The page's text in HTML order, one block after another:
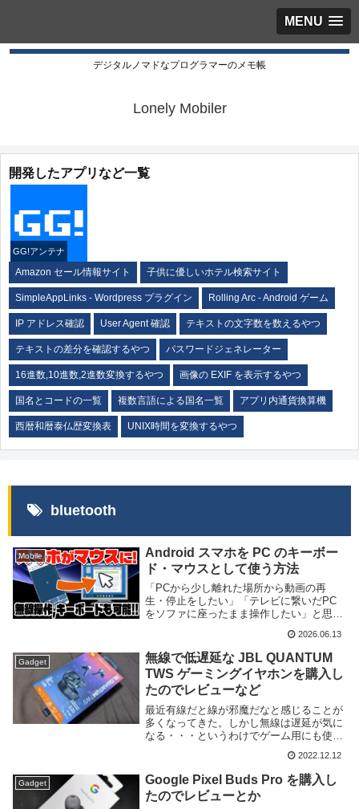
MENU
デジタルノマドなプログラマーのメモ帳
Lonely Mobiler
開発したアプリなど一覧
GG!アンテナ
Amazon セール情報サイト 子供に優しいホテル検索サイト
SimpleAppLinks - Wordpress プラグイン Rolling Arc - Android ゲーム
IP アドレス確認 User Agent 確認 テキストの文字数を数えるやつ
テキストの差分を確認するやつ パスワードジェネレーター
16進数,10進数,2進数変換するやつ 画像の EXIF を表示するやつ
国名とコードの一覧 複数言語による国名一覧 アプリ内通貨換算機
西暦和暦泰仏歴変換表 UNIX時間を変換するやつ
bluetooth
Mobile
Android スマホを PC のキーボー
ド・マウスとして使う方法
「PCから少し離れた場所から動画の再
生・停止をしたい」「テレビに繋いだPC
をソファに座ったまま操作したい」と思っ
のが Bluetooth のキーボードやマウスです
が、実は専用の機器をわざわざ買わなくて
も...
2026.06.13
Gadget
無線で低遅延な JBL QUANTUM
TWS ゲーミングイヤホンを購入し
たのでレビューなど
最近有線だと線が邪魔だなと感じることが
多くなってきた。しかし無線は遅延が気に
なる・・・というわけでゲーム用にも使え
と探していたところ、先日の Amazon ブ
ラックフライデーセールで JBL QUANT...
2022.12.12
Gadget
Google Pixel Buds Pro を購入し
たのでレビューとか